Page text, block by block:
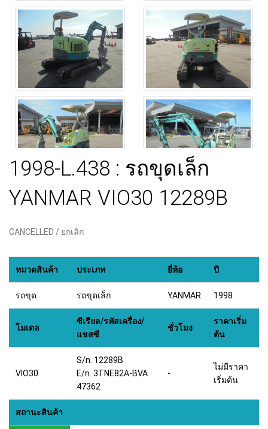
1998-L.438 : รถขุดเล็ก
YANMAR VIO30 12289B
CANCELLED / ยกเลิก
หมวดสินค้า ประเภท ยี่ห้อ ปี
รถขุด รถขุดเล็ก YANMAR 1998
โมเดล
ซีเรียล/รหัสเครื่อง/
แชสซี
ชั่วโมง
ราคาเริ่ม
ต้น
VIO30
S/n. 12289B
E/n. 3TNE82A-BVA
47362
-
ไม่มีราคา
เริ่มต้น
สถานะสินค้า